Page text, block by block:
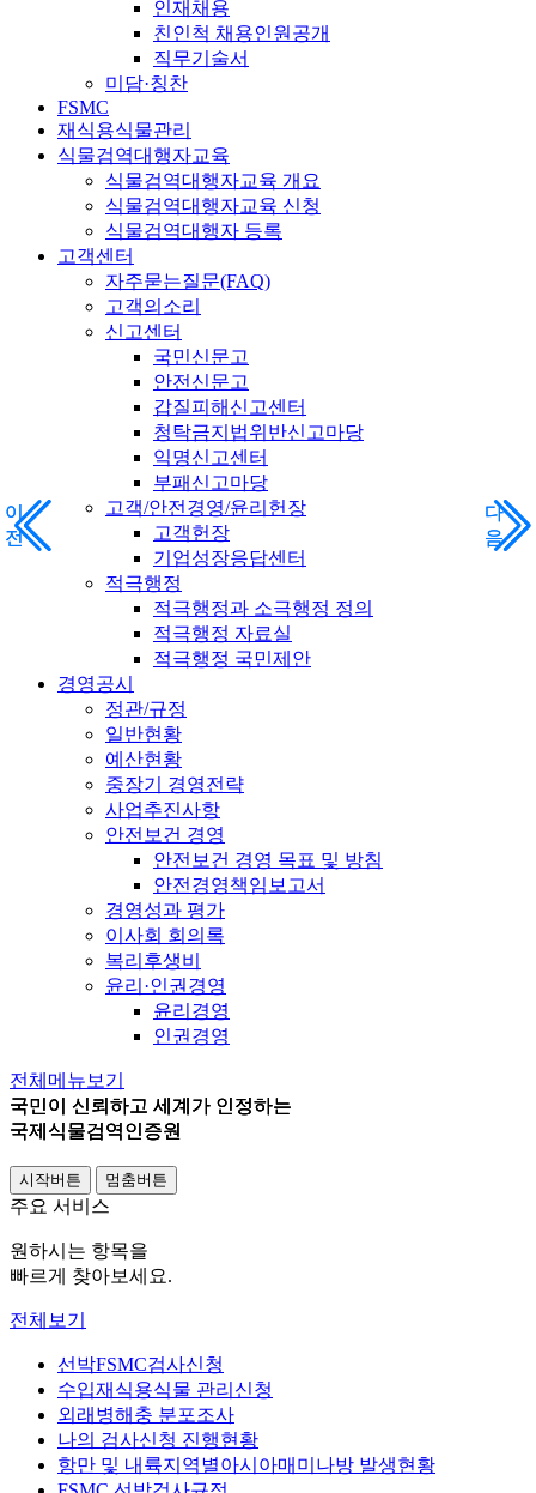
인재채용
친인척 채용인원공개
직무기술서
미담·칭찬
FSMC
재식용식물관리
식물검역대행자교육
식물검역대행자교육 개요
식물검역대행자교육 신청
식물검역대행자 등록
고객센터
자주묻는질문(FAQ)
고객의소리
신고센터
국민신문고
안전신문고
갑질피해신고센터
청탁금지법위반신고마당
익명신고센터
부패신고마당
고객/안전경영/윤리헌장
고객헌장
기업성장응답센터
적극행정
적극행정과 소극행정 정의
적극행정 자료실
적극행정 국민제안
경영공시
정관/규정
일반현황
예산현황
중장기 경영전략
사업추진사항
안전보건 경영
안전보건 경영 목표 및 방침
안전경영책임보고서
경영성과 평가
이사회 회의록
복리후생비
윤리·인권경영
윤리경영
인권경영
전체메뉴보기
국민이 신뢰하고 세계가 인정하는
국제식물검역인증원
국민이 신뢰하고 세계가 인정하는
국제식물검역인증원
국민이 신뢰하고 세계가 인정하는
국제식물검역인증원
시작버튼
이
전
다
음
멈춤버튼
주요 서비스
원하시는 항목을
빠르게 찾아보세요.
전체보기
선박FSMC검사신청
수입재식용식물 관리신청
외래병해충 분포조사
나의 검사신청 진행현황
항만 및 내륙지역별아시아매미나방 발생현황
이
전
다
음